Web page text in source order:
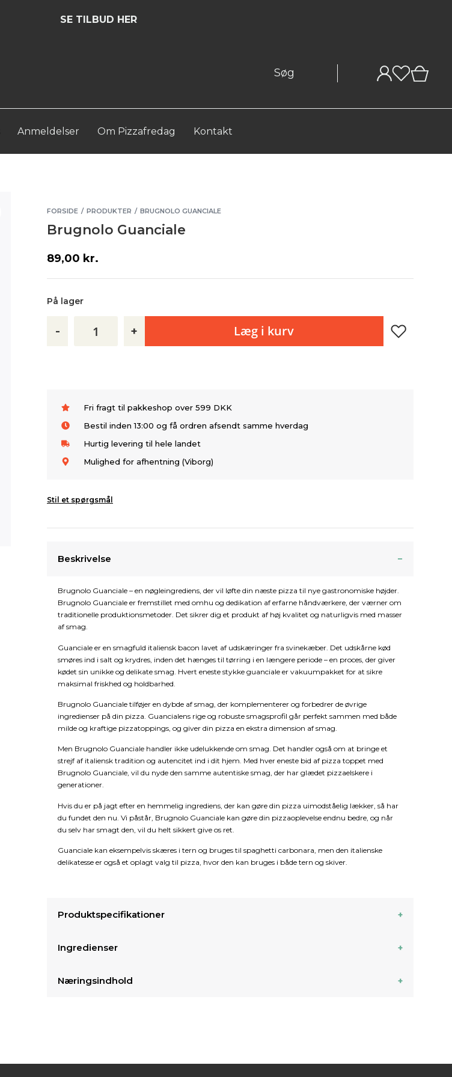
SE TILBUD HER
Anmeldelser Om Pizzafredag Kontakt
FORSIDE / PRODUKTER / BRUGNOLO GUANCIALE
Brugnolo Guanciale
89,00 kr.
På lager
- + Læg i kurv
Fri fragt til pakkeshop over 599 DKK
Bestil inden 13:00 og få ordren afsendt samme hverdag
Hurtig levering til hele landet
Mulighed for afhentning (Viborg)
Stil et spørgsmål
Beskrivelse
Brugnolo Guanciale – en nøgleingrediens, der vil løfte din næste pizza til nye gastronomiske højder.
Brugnolo Guanciale er fremstillet med omhu og dedikation af erfarne håndværkere, der værner om
traditionelle produktionsmetoder. Det sikrer dig et produkt af høj kvalitet og naturligvis med masser
af smag.
Guanciale er en smagfuld italiensk bacon lavet af udskæringer fra svinekæber. Det udskårne kød
smøres ind i salt og krydres, inden det hænges til tørring i en længere periode – en proces, der giver
kødet sin unikke og delikate smag. Hvert eneste stykke guanciale er vakuumpakket for at sikre
maksimal friskhed og holdbarhed.
Brugnolo Guanciale tilføjer en dybde af smag, der komplementerer og forbedrer de øvrige
ingredienser på din pizza. Guancialens rige og robuste smagsprofil går perfekt sammen med både
milde og kraftige pizzatoppings, og giver din pizza en ekstra dimension af smag.
Men Brugnolo Guanciale handler ikke udelukkende om smag. Det handler også om at bringe et
strejf af italiensk tradition og autencitet ind i dit hjem. Med hver eneste bid af pizza toppet med
Brugnolo Guanciale, vil du nyde den samme autentiske smag, der har glædet pizzaelskere i
generationer.
Hvis du er på jagt efter en hemmelig ingrediens, der kan gøre din pizza uimodståelig lækker, så har
du fundet den nu. Vi påstår, Brugnolo Guanciale kan gøre din pizzaoplevelse endnu bedre, og når
du selv har smagt den, vil du helt sikkert give os ret.
Guanciale kan eksempelvis skæres i tern og bruges til spaghetti carbonara, men den italienske
delikatesse er også et oplagt valg til pizza, hvor den kan bruges i både tern og skiver.
Produktspecifikationer
Ingredienser
Næringsindhold